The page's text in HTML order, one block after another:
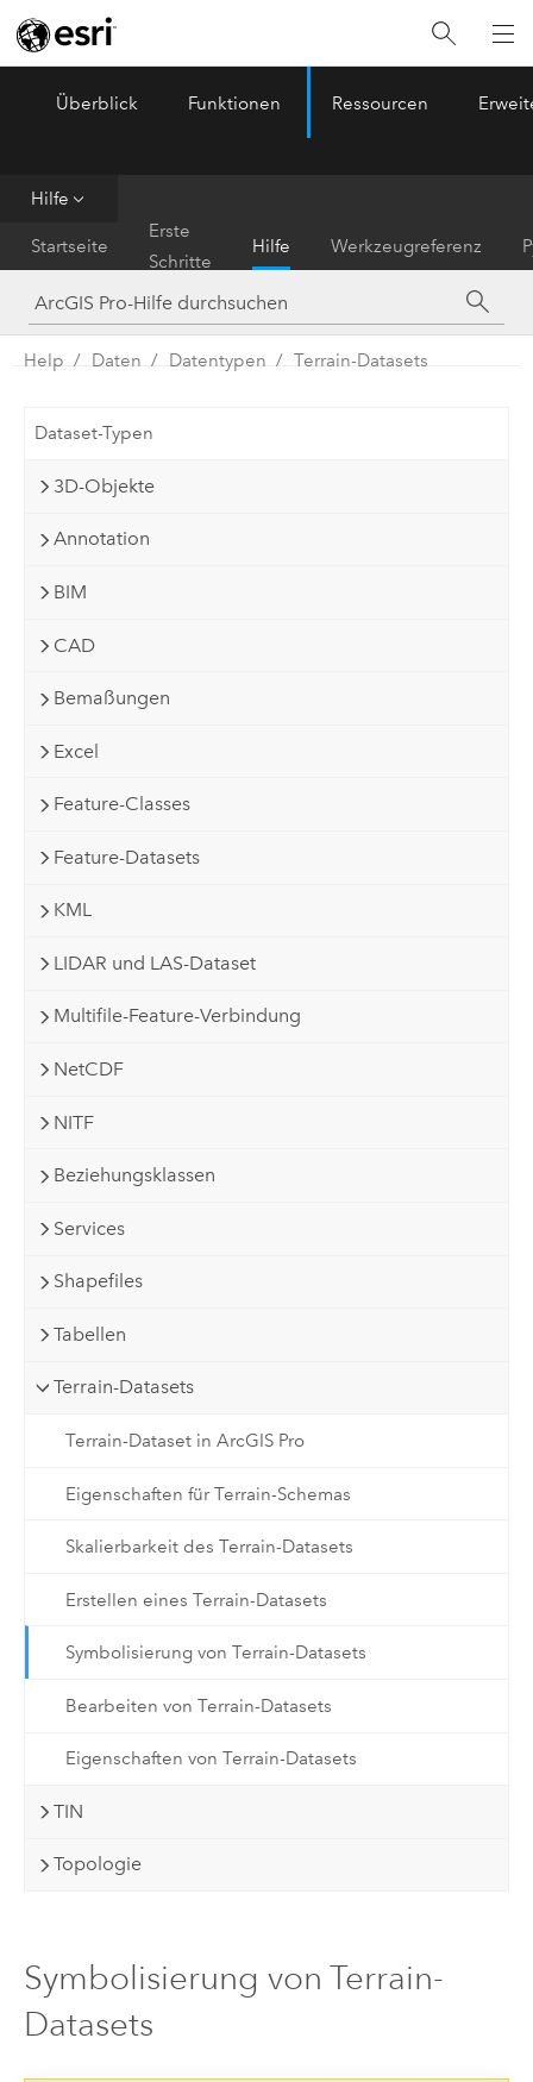
ArcGIS Pro
Überblick Funktionen Ressourcen
Hilfe
Startseite
Erste
Schritte
Hilfe Werkzeugreferenz
Help Daten Datentypen Terrain-Datasets
Dataset-Typen
3D-Objekte
Annotation
BIM
CAD
Bemaßungen
Excel
Feature-Classes
Feature-Datasets
KML
LIDAR und LAS-Dataset
Multifile-Feature-Verbindung
NetCDF
NITF
Beziehungsklassen
Services
Shapefiles
Tabellen
Terrain-Datasets
Terrain-Dataset in ArcGIS Pro
Eigenschaften für Terrain-Schemas
Skalierbarkeit des Terrain-Datasets
Erstellen eines Terrain-Datasets
Symbolisierung von Terrain-Datasets
Bearbeiten von Terrain-Datasets
Eigenschaften von Terrain-Datasets
TIN
Topologie
Symbolisierung von Terrain-
Datasets